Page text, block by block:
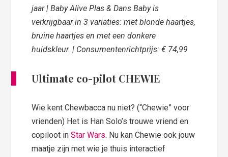
jaar | Baby Alive Plas & Dans Baby is
verkrijgbaar in 3 variaties: met blonde haartjes,
bruine haartjes en met een donkere
huidskleur. | Consumentenrichtprijs: € 74,99
Ultimate co-pilot CHEWIE
Wie kent Chewbacca nu niet? (“Chewie” voor
vrienden) Het is Han Solo’s trouwe vriend en
copiloot inStar Wars. Nu kan Chewie ook jouw
maatje zijn met wie je thuis interactief